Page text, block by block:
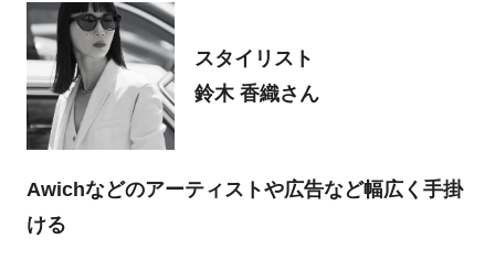
スタイリスト
鈴木 香織さん
Awichなどのアーティストや広告など幅広く手掛
ける